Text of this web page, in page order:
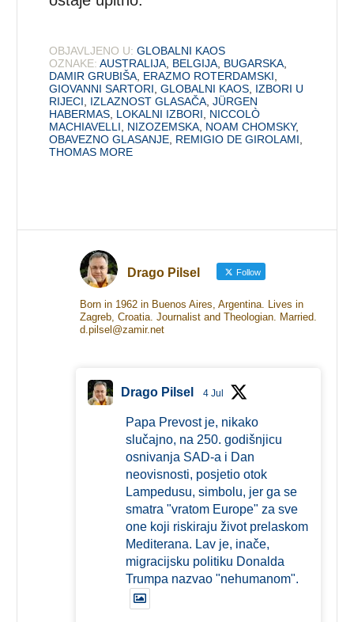
OBJAVLJENO U: GLOBALNI KAOS
OZNAKE: AUSTRALIJA BELGIJA BUGARSKA
DAMIR GRUBIŠA ERAZMO ROTERDAMSKI
GIOVANNI SARTORI ,GLOBALNI KAOS IZBORI U
RIJECI
IZLAZNOST GLASAČA ,JÜRGEN
HABERMAS LOKALNI IZBORI
NICCOLÒ
MACHIAVELLI
NIZOZEMSKA NOAM CHOMSKY,
OBAVEZNO GLASANJE REMIGIO DE GIROLAMI
THOMAS MORE
Drago Pilsel Follow
Born in 1962 in Buenos Aires, Argentina. Lives in
Zagreb, Croatia. Journalist and Theologian. Married.
d.pilsel@zamir.net
Drago Pilsel 4 Jul
Papa Prevost je, nikako
slučajno, na 250. godišnjicu
osnivanja SAD-a i Dan
neovisnosti, posjetio otok
Lampedusu, simbolu, jer ga se
smatra "vratom Europe" za sve
one koji riskiraju život prelaskom
Mediterana. Lav je, inače,
migracijsku politiku Donalda
Trumpa nazvao "nehumanom".